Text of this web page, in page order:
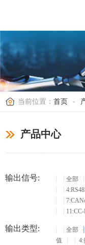
当前位置： 首页 -
产品中心
输出信号: 全部
输出类型: 全部
值
4: